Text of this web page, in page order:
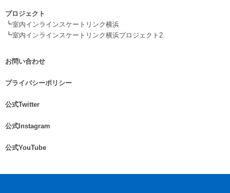
プロジェクト
┗室内インラインスケートリンク横浜
┗室内インラインスケートリンク横浜プロジェクト2
お問い合わせ
プライバシーポリシー
公式Twitter
公式Instagram
公式YouTube